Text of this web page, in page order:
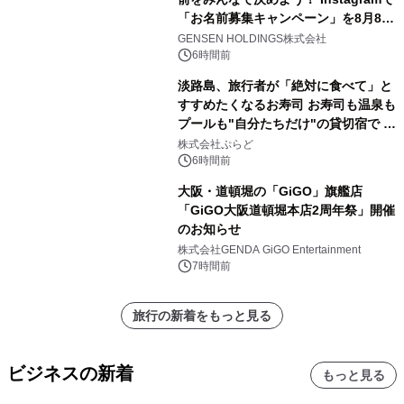
「お名前募集キャンペーン」を8月8日
(土)より開催
GENSEN HOLDINGS株式会社
6時間前
淡路島、旅行者が「絶対に食べて」と
すすめたくなるお寿司 お寿司も温泉も
プールも"自分たちだけ"の貸切宿で 1
日1組限定「岩屋温泉 絵島別庭 海と
森」の握り寿司プラン
株式会社ぷらど
6時間前
大阪・道頓堀の「GiGO」旗艦店
「GiGO大阪道頓堀本店2周年祭」開催
のお知らせ
株式会社GENDA GiGO Entertainment
7時間前
旅行の新着をもっと見る
ビジネスの新着 もっと見る